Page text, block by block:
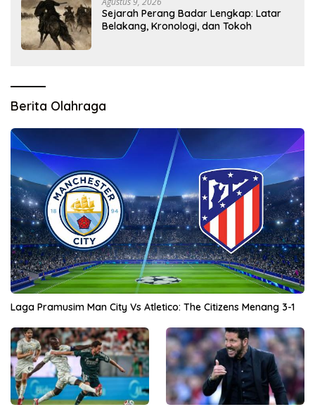
Sejarah Perang Badar Lengkap: Latar
Belakang, Kronologi, dan Tokoh
Berita Olahraga
Laga Pramusim Man City Vs Atletico: The Citizens Menang 3-1